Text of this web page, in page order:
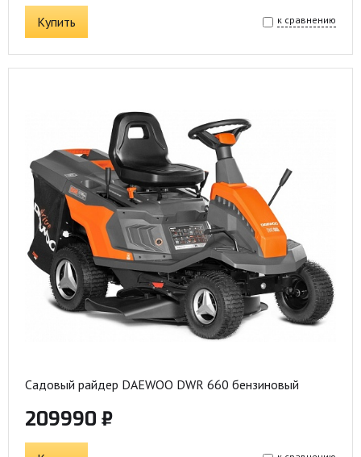
Купить к сравнению
Садовый райдер DAEWOO DWR 660 бензиновый
209990 ₽